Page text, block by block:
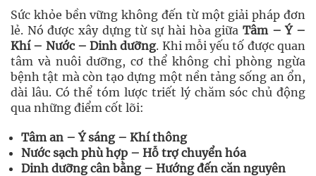
Sức khỏe bền vững không đến từ một giải pháp đơn
lẻ. Nó được xây dựng từ sự hài hòa giữa Tâm – Ý –
Khí – Nước – Dinh dưỡng. Khi mỗi yếu tố được quan
tâm và nuôi dưỡng, cơ thể không chỉ phòng ngừa
bệnh tật mà còn tạo dựng một nền tảng sống an ổn,
dài lâu. Có thể tóm lược triết lý chăm sóc chủ động
qua những điểm cốt lõi:
Tâm an – Ý sáng – Khí thông
Nước sạch phù hợp – Hỗ trợ chuyển hóa
Dinh dưỡng cân bằng – Hướng đến căn nguyên